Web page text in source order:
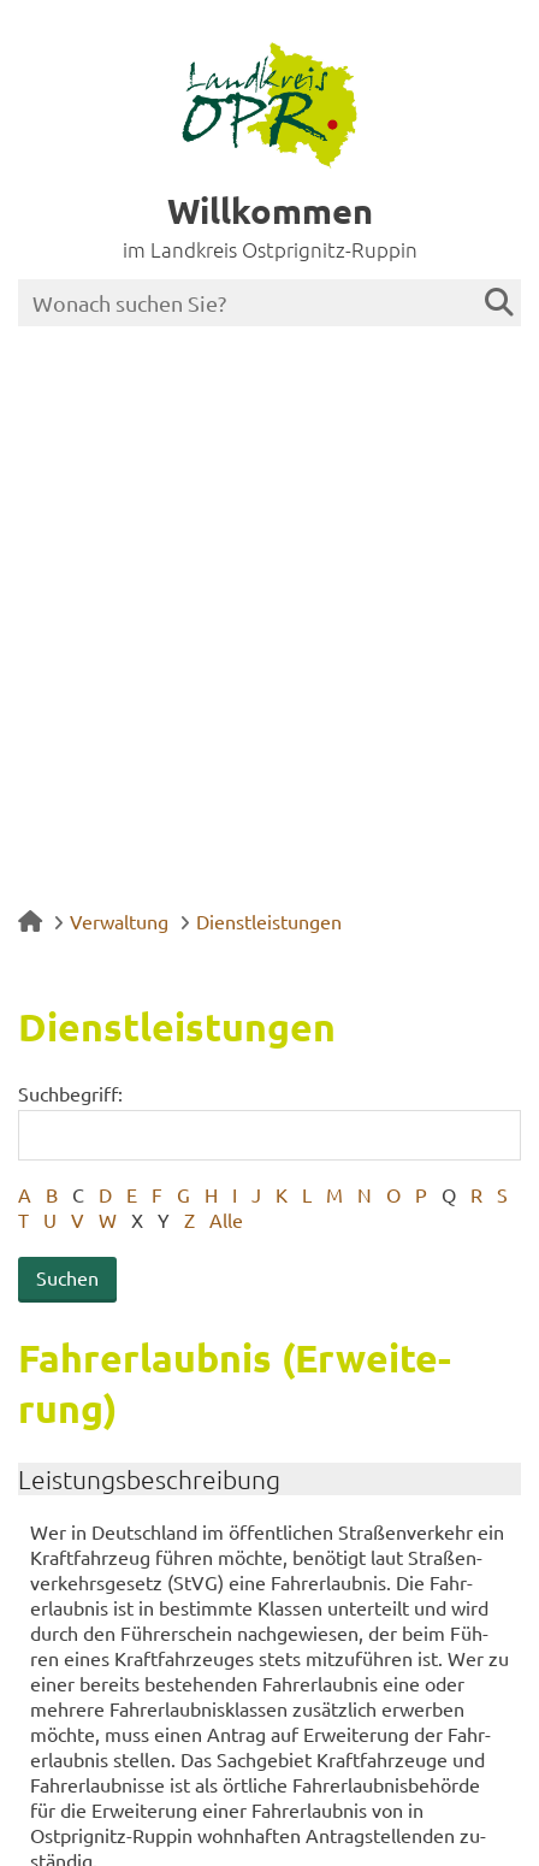
Willkommen
im Landkreis Ostprignitz-Ruppin
Verwaltung Dienstleistungen
Dienst­leis­tun­gen
Suchbegriff:
A B C D E F G H I J K L M N O P Q R
S
T
U V W X Y Z Alle
Fahr­erlaub­nis (Er­wei­te­
rung)
Leis­tungs­be­schrei­bung
Wer in Deutsch­land im öf­fent­li­chen Stra­ßen­ver­kehr ein
Kraft­fahr­zeug füh­ren möch­te, be­nö­tigt laut Stra­ßen­
ver­kehrs­ge­setz (StVG) eine Fahr­erlaub­nis. Die Fahr­
erlaub­nis ist in be­stimm­te Klas­sen un­ter­teilt und wird
durch den Füh­rer­schein nach­ge­wie­sen, der beim Füh­
ren eines Kraft­fahr­zeu­ges stets mit­zu­füh­ren ist. Wer zu
einer be­reits be­stehen­den Fahr­erlaub­nis eine oder
meh­re­re Fahr­erlaub­nis­klas­sen zu­sätz­lich er­wer­ben
möch­te, muss einen An­trag auf Er­wei­te­rung der Fahr­
erlaub­nis stel­len. Das Sach­ge­biet Kraft­fahr­zeu­ge und
Fahr­erlaub­nis­se ist als ört­li­che Fahr­erlaub­nis­be­hör­de
für die Er­wei­te­rung einer Fahr­erlaub­nis von in
Ostprignitz-​Ruppin wohn­haf­ten An­trag­stel­len­den zu­
stän­dig.